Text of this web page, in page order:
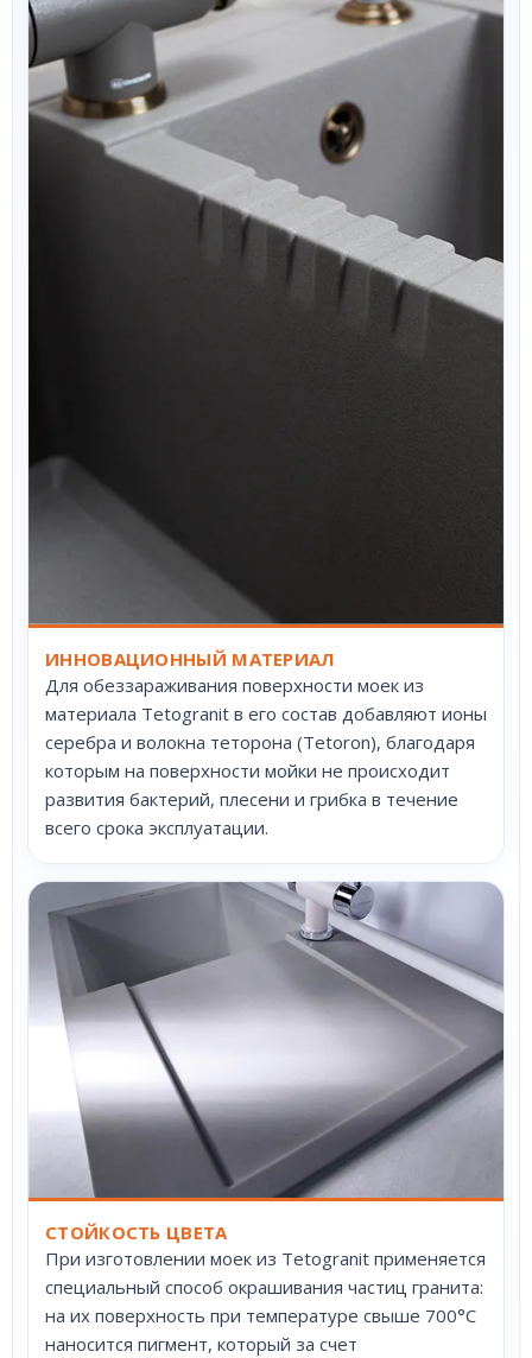
ИННОВАЦИОННЫЙ МАТЕРИАЛ
Для обеззараживания поверхности моек из
материала Tetogranit в его состав добавляют ионы
серебра и волокна теторона (Tetoron), благодаря
которым на поверхности мойки не происходит
развития бактерий, плесени и грибка в течение
всего срока эксплуатации.
СТОЙКОСТЬ ЦВЕТА
При изготовлении моек из Tetogranit применяется
специальный способ окрашивания частиц гранита:
на их поверхность при температуре свыше 700°С
наносится пигмент, который за счет